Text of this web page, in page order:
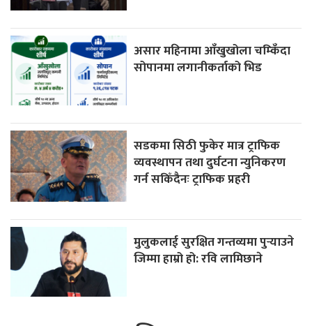
असार महिनामा आँखुखोला चम्किँदा
सोपानमा लगानीकर्ताको भिड
सडकमा सिठी फुकेर मात्र ट्राफिक
व्यवस्थापन तथा दुर्घटना न्युनिकरण
गर्न सकिँदैनः ट्राफिक प्रहरी
मुलुकलाई सुरक्षित गन्तव्यमा पुर्‍याउने
जिम्मा हाम्रो हो: रवि लामिछाने